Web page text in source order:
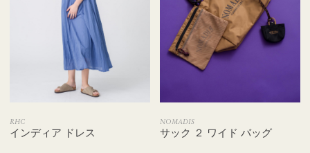
RHC
インディア ドレス
NOMADIS
サック ２ ワイド バッグ